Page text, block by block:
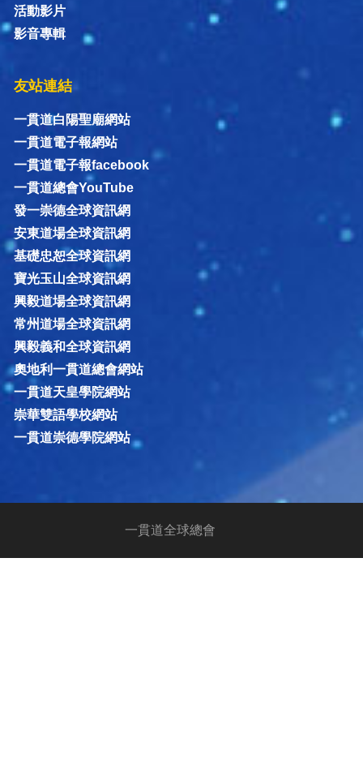
活動影片
影音專輯
友站連結
一貫道白陽聖廟網站
一貫道電子報網站
一貫道電子報facebook
一貫道總會YouTube
發一崇德全球資訊網
安東道場全球資訊網
基礎忠恕全球資訊網
寶光玉山全球資訊網
興毅道場全球資訊網
常州道場全球資訊網
興毅義和全球資訊網
奧地利一貫道總會網站
一貫道天皇學院網站
崇華雙語學校網站
一貫道崇德學院網站
一貫道全球總會